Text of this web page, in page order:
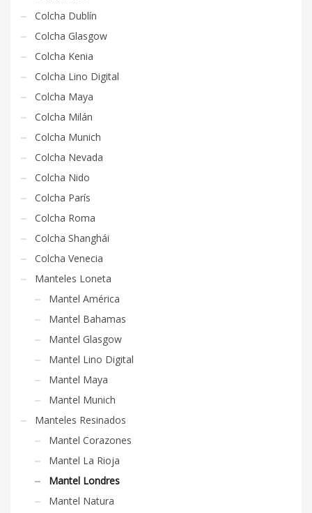
Colcha Dublín
Colcha Glasgow
Colcha Kenia
Colcha Lino Digital
Colcha Maya
Colcha Milán
Colcha Munich
Colcha Nevada
Colcha Nido
Colcha París
Colcha Roma
Colcha Shanghái
Colcha Venecia
Manteles Loneta
Mantel América
Mantel Bahamas
Mantel Glasgow
Mantel Lino Digital
Mantel Maya
Mantel Munich
Manteles Resinados
Mantel Corazones
Mantel La Rioja
Mantel Londres
Mantel Natura